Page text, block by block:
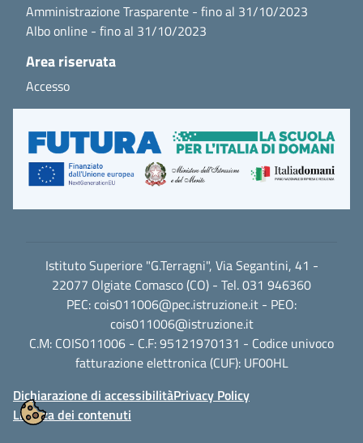
Amministrazione Trasparente - fino al 31/10/2023
Albo online - fino al 31/10/2023
Area riservata
Accesso
Istituto Superiore "G.Terragni", Via Segantini, 41 -
22077 Olgiate Comasco (CO) - Tel. 031 946360
PEC:cois011006@pec.istruzione.it - PEO:
cois011006@istruzione.it
C.M: COIS011006 - C.F: 95121970131 - Codice univoco
fatturazione elettronica (CUF): UF00HL
Dichiarazione di accessibilitàPrivacy Policy
Licenza dei contenuti